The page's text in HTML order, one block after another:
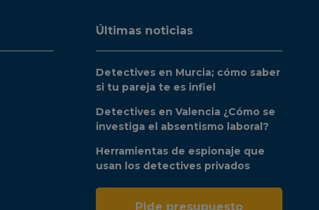
Últimas noticias
Detectives en Murcia; cómo saber
si tu pareja te es infiel
Detectives en Valencia ¿Cómo se
investiga el absentismo laboral?
Herramientas de espionaje que
usan los detectives privados
Pide presupuesto